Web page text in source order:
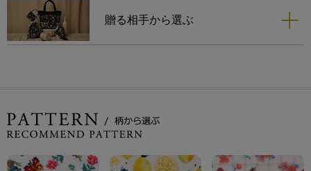
贈る相手から選ぶ